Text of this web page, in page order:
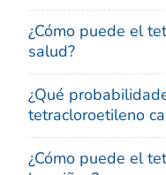
¿Cómo puede el
salud?
¿Qué
tetracloroetileno
¿Cómo puede el